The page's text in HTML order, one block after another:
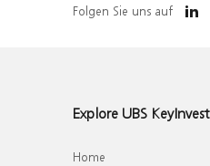
Folgen Sie uns auf
Explore UBS KeyInvest
Home